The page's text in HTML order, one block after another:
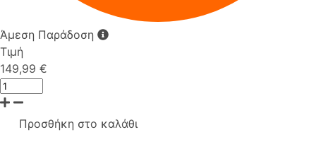
Άμεση Παράδοση
Τιμή
149,99 €
Προσθήκη στο καλάθι